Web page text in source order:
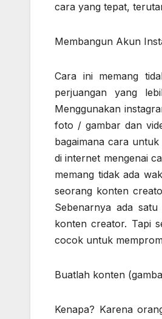
cara yang tepat,
Membangun Akun
Cara ini memang
perjuangan yang
Menggunakan
foto / gambar dan
bagaimana cara
di internet mengenai
memang tidak ada
seorang konten
Sebenarnya ada
konten creator. Tapi
cocok untuk
Buatlah konten
Kenapa? Karena